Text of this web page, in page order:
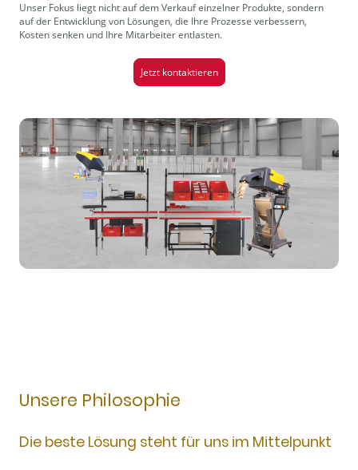
Unser Fokus liegt nicht auf dem Verkauf einzelner Produkte, sondern
auf der Entwicklung von Lösungen, die Ihre Prozesse verbessern,
Kosten senken und Ihre Mitarbeiter entlasten.
Jetzt kontaktieren
Unsere Philosophie
Die beste Lösung steht für uns im Mittelpunkt